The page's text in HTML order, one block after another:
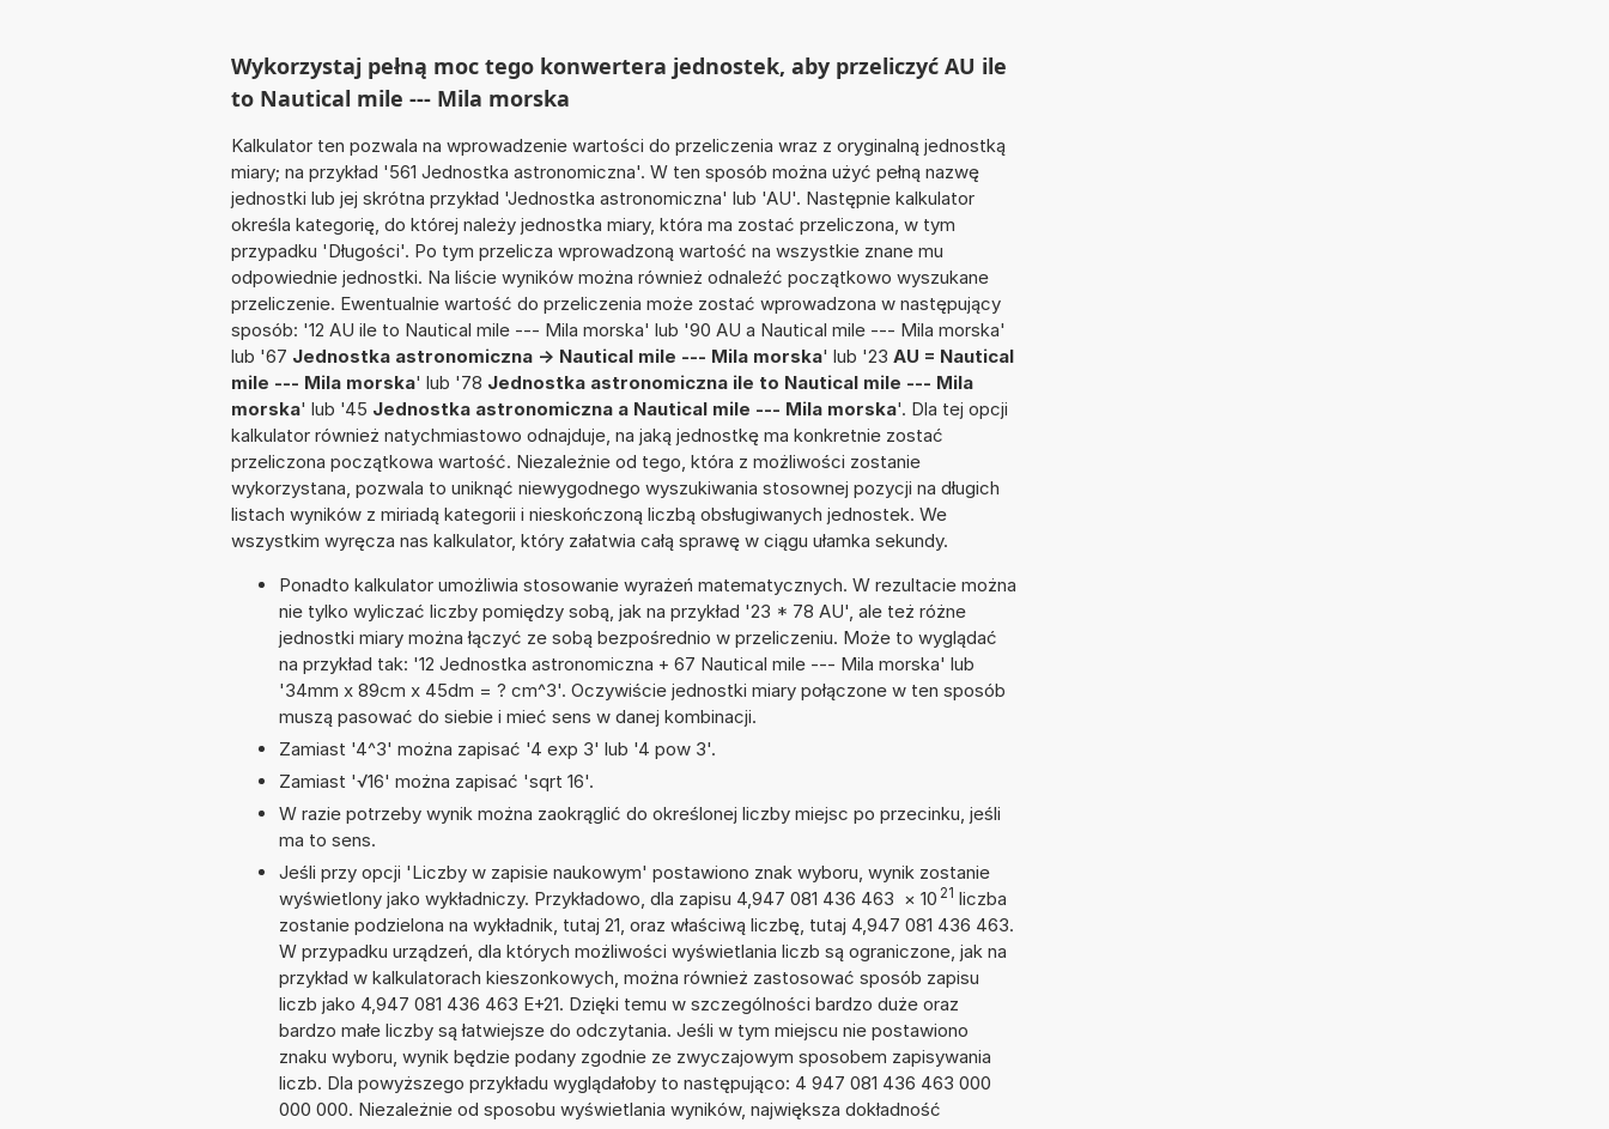
Wykorzystaj pełną moc tego konwertera jednostek, aby przeliczyć AU ile
to Nautical mile --- Mila morska
Kalkulator ten pozwala na wprowadzenie wartości do przeliczenia wraz z oryginalną jednostką
miary; na przykład '561 Jednostka astronomiczna'. W ten sposób można użyć pełną nazwę
jednostki lub jej skrótna przykład 'Jednostka astronomiczna' lub 'AU'. Następnie kalkulator
określa kategorię, do której należy jednostka miary, która ma zostać przeliczona, w tym
przypadku 'Długości'. Po tym przelicza wprowadzoną wartość na wszystkie znane mu
odpowiednie jednostki. Na liście wyników można również odnaleźć początkowo wyszukane
przeliczenie. Ewentualnie wartość do przeliczenia może zostać wprowadzona w następujący
sposób: '12 AU ile to Nautical mile --- Mila morska' lub '90 AU a Nautical mile --- Mila morska'
lub '67 Jednostka astronomiczna -> Nautical mile --- Mila morska' lub '23 AU = Nautical
mile --- Mila morska' lub '78 Jednostka astronomiczna ile to Nautical mile --- Mila
morska' lub '45 Jednostka astronomiczna a Nautical mile --- Mila morska'. Dla tej opcji
kalkulator również natychmiastowo odnajduje, na jaką jednostkę ma konkretnie zostać
przeliczona początkowa wartość. Niezależnie od tego, która z możliwości zostanie
wykorzystana, pozwala to uniknąć niewygodnego wyszukiwania stosownej pozycji na długich
listach wyników z miriadą kategorii i nieskończoną liczbą obsługiwanych jednostek. We
wszystkim wyręcza nas kalkulator, który załatwia całą sprawę w ciągu ułamka sekundy.
Ponadto kalkulator umożliwia stosowanie wyrażeń matematycznych. W rezultacie można
nie tylko wyliczać liczby pomiędzy sobą, jak na przykład '23 * 78 AU', ale też różne
jednostki miary można łączyć ze sobą bezpośrednio w przeliczeniu. Może to wyglądać
na przykład tak: '12 Jednostka astronomiczna + 67 Nautical mile --- Mila morska' lub
'34mm x 89cm x 45dm = ? cm^3'. Oczywiście jednostki miary połączone w ten sposób
muszą pasować do siebie i mieć sens w danej kombinacji.
Zamiast '4^3' można zapisać '4 exp 3' lub '4 pow 3'.
Zamiast '√16' można zapisać 'sqrt 16'.
W razie potrzeby wynik można zaokrąglić do określonej liczby miejsc po przecinku, jeśli
ma to sens.
Jeśli przy opcji 'Liczby w zapisie naukowym' postawiono znak wyboru, wynik zostanie
wyświetlony jako wykładniczy. Przykładowo, dla zapisu 4,947 081 436 463 × 10 21 liczba
zostanie podzielona na wykładnik, tutaj 21, oraz właściwą liczbę, tutaj 4,947 081 436 463.
W przypadku urządzeń, dla których możliwości wyświetlania liczb są ograniczone, jak na
przykład w kalkulatorach kieszonkowych, można również zastosować sposób zapisu
liczb jako 4,947 081 436 463 E+21. Dzięki temu w szczególności bardzo duże oraz
bardzo małe liczby są łatwiejsze do odczytania. Jeśli w tym miejscu nie postawiono
znaku wyboru, wynik będzie podany zgodnie ze zwyczajowym sposobem zapisywania
liczb. Dla powyższego przykładu wyglądałoby to następująco: 4 947 081 436 463 000
000 000. Niezależnie od sposobu wyświetlania wyników, największa dokładność